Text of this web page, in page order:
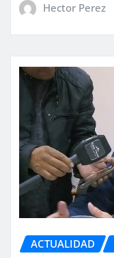
Hector Perez
ACTUALIDAD